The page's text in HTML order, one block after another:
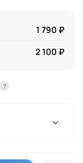
1 790 ₽
2 100 ₽
?